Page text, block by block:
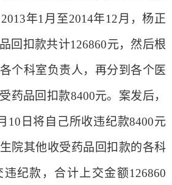
2013年1 月至2014年12月，杨正
回扣款共计126860元，然后根
个科室负责人，再分到各个医
药品回扣款8400元。案发后，
10 日将自己所收违纪款8400元
院其他收受药品回扣款的各科
纪款，合计上交金额126860